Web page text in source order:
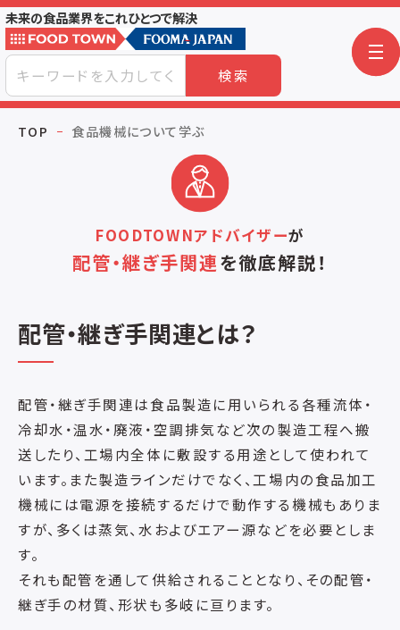
未来の食品業界をこれひとつで解決
検索
TOP 食品機械について学ぶ
FOODTOWNアドバイザーが
配管・継ぎ手関連を徹底解説！
配管・継ぎ手関連とは？
配管・継ぎ手関連は食品製造に用いられる各種流体・
冷却水・温水・廃液・空調排気など次の製造工程へ搬
送したり、工場内全体に敷設する用途として使われて
います。また製造ラインだけでなく、工場内の食品加工
機械には電源を接続するだけで動作する機械もありま
すが、多くは蒸気、水およびエアー源などを必要としま
す。
それも配管を通して供給されることとなり、その配管・
継ぎ手の材質、形状も多岐に亘ります。